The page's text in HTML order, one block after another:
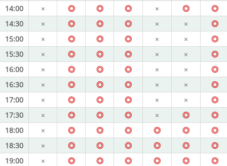
14:00
× ◎ ◎ ◎ × ◎
◎
14:30
× ◎ ◎ ◎ × ×
◎
15:00
× ◎ ◎ ◎ × ×
◎
15:30
× ◎ ◎ ◎ × ×
◎
16:00
× ◎ ◎ ◎ × ×
◎
16:30
× ◎ ◎ ◎ × ×
◎
17:00
× ◎ ◎ ◎ × ×
◎
17:30
× ◎ ◎ ◎ × ◎
◎
18:00
× ◎ ◎ ◎ ◎ ◎
◎
18:30
× ◎ ◎ ◎ ◎ ◎
◎
19:00
× ◎ ◎ ◎ ◎ ◎
◎